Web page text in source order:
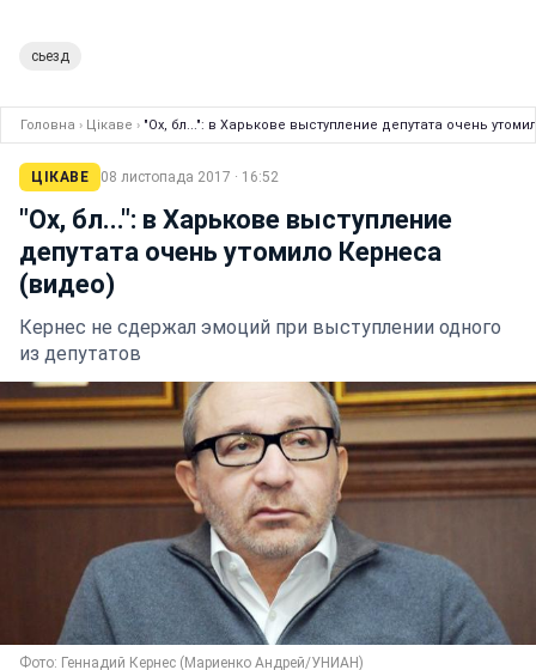
сьезд
Головна › Цікаве › "Ох, бл...": в Харькове выступление депутата очень
ЦІКАВЕ 08 листопада 2017 · 16:52
"Ох, бл...": в Харькове выступление
депутата очень утомило Кернеса
(видео)
Кернес не сдержал эмоций при выступлении одного
из депутатов
Фото: Геннадий Кернес (Мариенко Андрей/УНИАН)